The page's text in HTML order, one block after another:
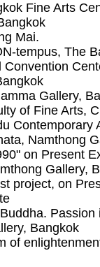
Fine Arts
Mai.
tempus, The
Gallery,
of Fine Arts,
Contemporary
Namthong
on Present
Gallery,
project, on
Bangkok
of